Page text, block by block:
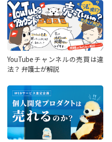
YouTubeチャンネルの売買は違
法？ 弁護士が解説